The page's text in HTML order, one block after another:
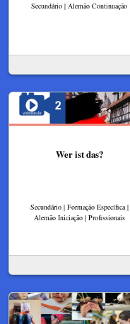
Secundário | Alemão Continuação
Wer ist das?
Secundário | Formação Específica |
Alemão Iniciação | Profissionais